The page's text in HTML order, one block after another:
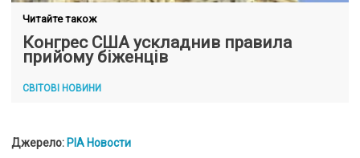
Читайте також
Конгрес США ускладнив правила
прийому біженців
СВІТОВІ НОВИНИ
Джерело: РІА Новости